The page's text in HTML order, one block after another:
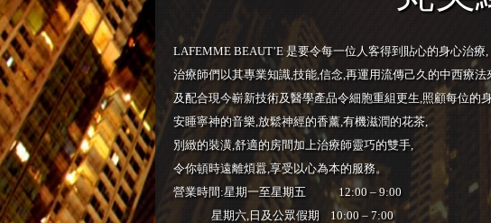
LAFEMME BEAUT’E是要令每一位人客得到貼心的身心治療,
治療師們以其專業知識,技能,信念,再運用流傳己久的中西療法
及配合現今嶄新技術及醫學產品令細胞重組更生,照顧每位的
安睡寧神的音樂,放鬆神經的香薰,有機滋潤的花茶,
別緻的裝潢,舒適的房間加上治療師靈巧的雙手,
令你頓時遠離煩囂,享受以心為本的服務。
營業時間 :星期一至星期五 12:00 – 9:00
星期六, 日及公眾假期 10:00 – 7:00